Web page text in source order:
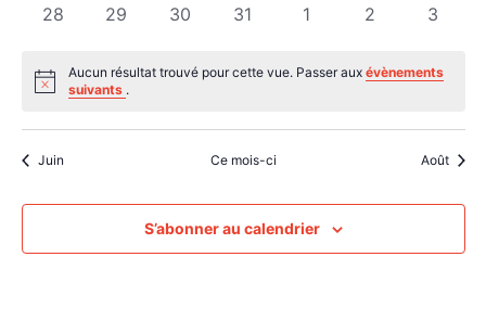
0
28
0
29
0
30
0
31
0
1
0
2
0
3
Notice
Aucun résultat trouvé pour cette vue. Passer aux évènements
suivants .
Juin Ce mois-ci Août
S’abonner au calendrier